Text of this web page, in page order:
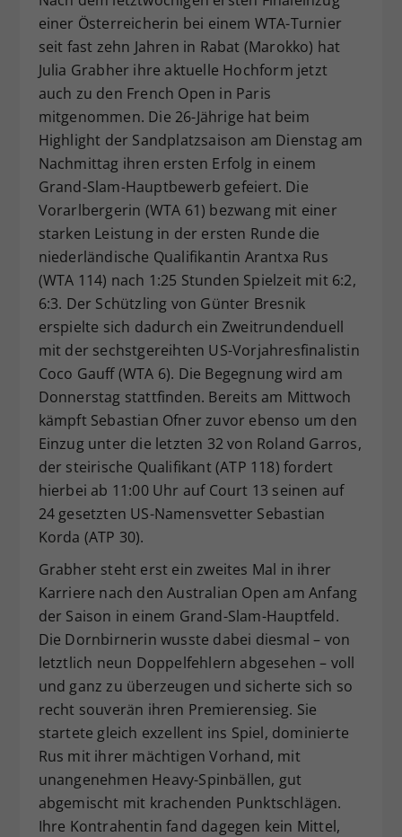
einer Österreicherin bei einem WTA-Turnier
seit fast zehn Jahren in Rabat (Marokko) hat
Julia Grabher ihre aktuelle Hochform jetzt
auch zu den French Open in Paris
mitgenommen. Die 26-Jährige hat beim
Highlight der Sandplatzsaison am Dienstag am
Nachmittag ihren ersten Erfolg in einem
Grand-Slam-Hauptbewerb gefeiert. Die
Vorarlbergerin (WTA 61) bezwang mit einer
starken Leistung in der ersten Runde die
niederländische Qualifikantin Arantxa Rus
(WTA 114) nach 1:25 Stunden Spielzeit mit 6:2,
6:3. Der Schützling von Günter Bresnik
erspielte sich dadurch ein Zweitrundenduell
mit der sechstgereihten US-Vorjahresfinalistin
Coco Gauff (WTA 6). Die Begegnung wird am
Donnerstag stattfinden. Bereits am Mittwoch
kämpft Sebastian Ofner zuvor ebenso um den
Einzug unter die letzten 32 von Roland Garros,
der steirische Qualifikant (ATP 118) fordert
hierbei ab 11:00 Uhr auf Court 13 seinen auf
24 gesetzten US-Namensvetter Sebastian
Korda (ATP 30).
Grabher steht erst ein zweites Mal in ihrer
Karriere nach den Australian Open am Anfang
der Saison in einem Grand-Slam-Hauptfeld.
Die Dornbirnerin wusste dabei diesmal – von
letztlich neun Doppelfehlern abgesehen – voll
und ganz zu überzeugen und sicherte sich so
recht souverän ihren Premierensieg. Sie
startete gleich exzellent ins Spiel, dominierte
Rus mit ihrer mächtigen Vorhand, mit
unangenehmen Heavy-Spinbällen, gut
abgemischt mit krachenden Punktschlägen.
Ihre Kontrahentin fand dagegen kein Mittel,
Zweck
Dieser Wert speichert Ihre Consent-
Einstellungen. Unter anderem eine
zufällig generierte ID, für die
historische Speicherung Ihrer
vorgenommen Einstellungen, falls der
Webseiten-Betreiber dies eingestellt
hat.